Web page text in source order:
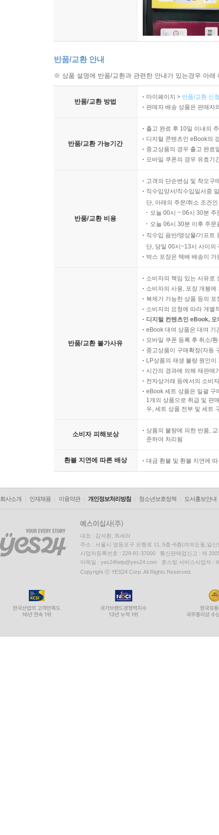
반품/교환 안내
※ 상품 설명에 반품/교환과 관련한 안내가 있는경우 아
반품/교환 방법
마이페이지 > 반품/교환 신
판매자 배송 상품은 판매자
반품/교환 가능기간
출고 완료 후 10일 이내의
디지털 콘텐츠인 eBook의
중고상품의 경우 출고 완료
모바일 쿠폰의 경우 유효기
반품/교환 비용
고객의 단순변심 및 착오구
직수입양서/직수입일서중
단, 아래의 주문/취소 조건
오늘 00시 ~ 06시 30분
오늘 06시 30분 이후 주
직수입 음반/영상물/기프트
단, 당일 00시~13시 사이의
박스 포장은 택배 배송이
반품/교환 불가사유
소비자의 책임 있는 사유로
소비자의 사용, 포장 개봉
복제가 가능한 상품 등의
소비자의 요청에 따라 개별
디지털 컨텐츠인 eBook,
eBook 대여 상품은 대여 기
모바일 쿠폰 등록 후 취소/
중고상품이 구매확정(자동
LP상품의 재생 불량 원인
시간의 경과에 의해 재판매
전자상거래 등에서의 소비
eBook 세트 상품은 일괄 구
1개의 상품으로 취급 및 판
우, 세트 상품 전부 및 세트
소비자 피해보상
상품의 불량에 의한 반품,
준하여 처리됨
환불 지연에 따른 배상 대금 환불 및 환불 지연에
회사소개 인재채용 이용약관 개인정보처리방침 청소년보호정책 도서홍보안내
대표 : 김석환, 최세라
주소 : 서울시 영등포구 은행로 11, 5층~6층(여의도동,일신
사업자등록번호 : 229-81-37000 통신판매업신고 : 제
이메일 : yes24help@yes24.com 호스팅 서비스사업자 :
Copyright ⓒ YES24 Corp. All Rights Reserved.